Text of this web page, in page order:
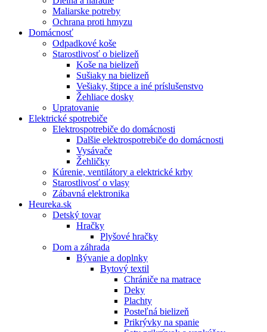
Maliarske potreby
Ochrana proti hmyzu
Domácnosť
Odpadkové koše
Starostlivosť o bielizeň
Koše na bielizeň
Sušiaky na bielizeň
Vešiaky, štipce a iné príslušenstvo
Žehliace dosky
Upratovanie
Elektrické spotrebiče
Elektrospotrebiče do domácnosti
Dalšie elektrospotrebiče do domácnosti
Vysávače
Žehličky
Kúrenie, ventilátory a elektrické krby
Starostlivosť o vlasy
Zábavná elektronika
Heureka.sk
Detský tovar
Hračky
Plyšové hračky
Dom a záhrada
Bývanie a doplnky
Bytový textil
Chrániče na matrace
Deky
Plachty
Posteľná bielizeň
Prikrývky na spanie